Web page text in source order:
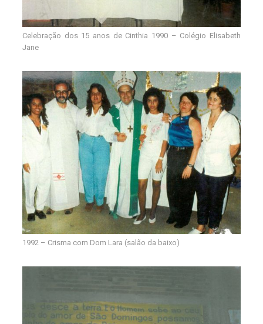
Celebração dos 15 anos de Cinthia 1990 – Colégio Elisabeth
Jane
1992 – Crisma com Dom Lara (salão da baixo)